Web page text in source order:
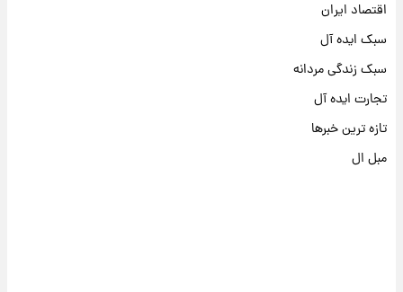
اقتصاد ایران
سبک ایده آل
سبک زندگی مردانه
تجارت ایده آل
تازه ترین خبرها
مبل ال